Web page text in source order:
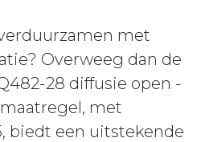
met
Overweeg dan de
28 diffusie open -
met
biedt een uitstekende